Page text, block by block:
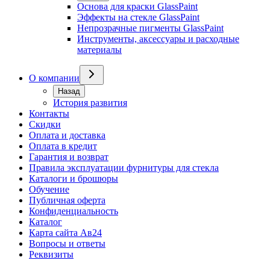
Основа для краски GlassPaint
Эффекты на стекле GlassPaint
Непрозрачные пигменты GlassPaint
Инструменты, аксессуары и расходные
материалы
О компании
Назад
История развития
Контакты
Скидки
Оплата и доставка
Оплата в кредит
Гарантия и возврат
Правила эксплуатации фурнитуры для стекла
Каталоги и брошюры
Обучение
Публичная оферта
Конфиденциальность
Каталог
Карта сайта Ав24
Вопросы и ответы
Реквизиты